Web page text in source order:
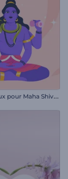
V
idéo de vœux pour Maha Shivratri